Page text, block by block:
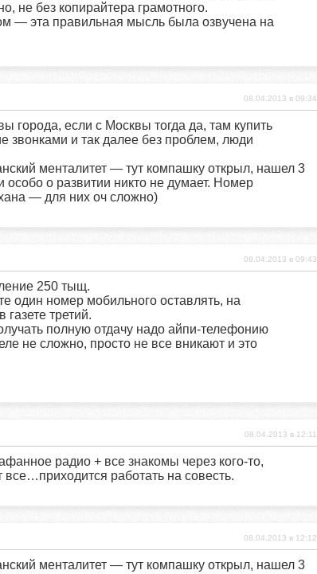
не без копирайтера грамотного.
— эта правильная мысль была озвучена на
08.04.2013 в 09:34
города, если с Москвы тогда да, там купить
звонками и так далее без проблем, люди
менталитет — тут компашку открыл, нашел 3
особо о развитии никто не думает. Номер
— для них оч сложно)
08.04.2013 в 09:43
250 тыщ.
один номер мобильного оставлять, на
третий.
полную отдачу надо айпи-телефонию
не сложно, просто не все вникают и это
08.04.2013 в 12:11
радио + все знакомы через кого-то,
работать на совесть.
08.04.2013 в 12:12
менталитет — тут компашку открыл, нашел 3